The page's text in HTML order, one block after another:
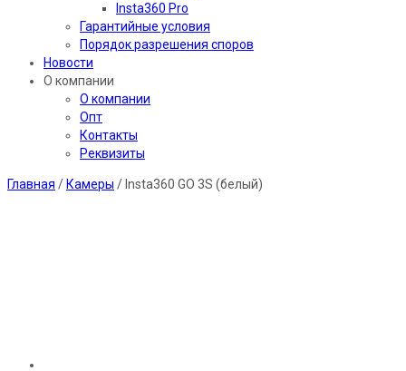
Insta360 Pro
Гарантийные условия
Порядок разрешения споров
Новости
О компании
О компании
Опт
Контакты
Реквизиты
Главная / Камеры / Insta360 GO 3S (белый)